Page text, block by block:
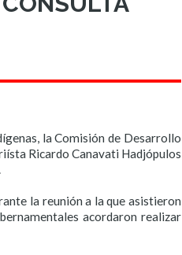
la Comisión de Desarrollo
Ricardo Canavati Hadjópulos
la reunión a la que asistieron
acordaron realizar